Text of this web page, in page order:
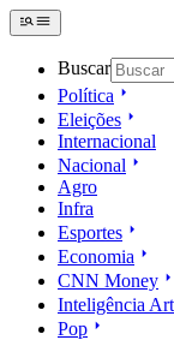
Buscar
Política
Eleições
Internacional
Nacional
Agro
Infra
Esportes
Economia
CNN Money
Inteligência
Pop